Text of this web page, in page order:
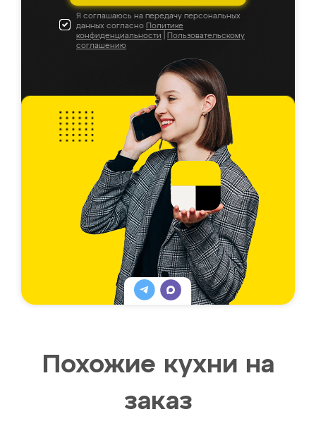
Я соглашаюсь на передачу персональных
данных согласно Политике
конфиденциальности
Пользовательскому
соглашению
Похожие кухни на
заказ